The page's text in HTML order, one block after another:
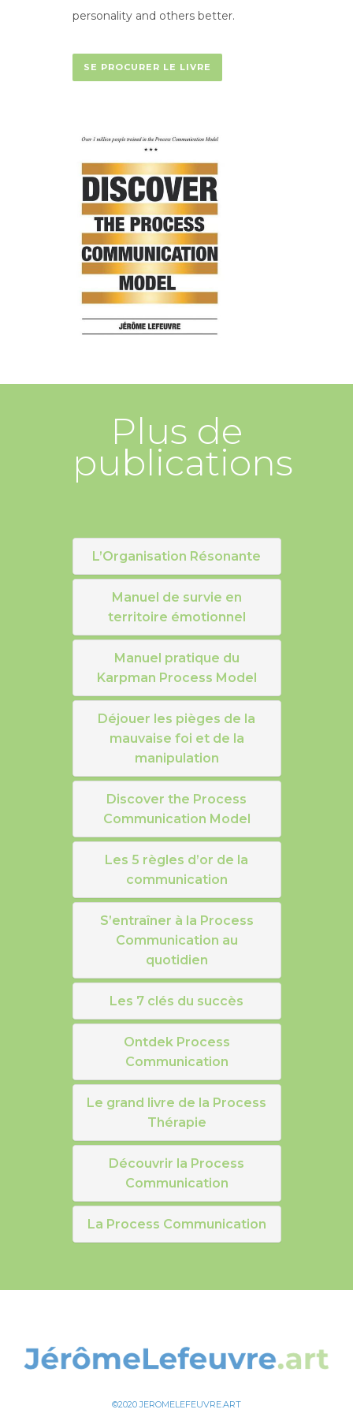
personality and others better.
SE PROCURER LE LIVRE
Plus de
publications
L’Organisation Résonante
Manuel de survie en
territoire émotionnel
Manuel pratique du
Karpman Process Model
Déjouer les pièges de la
mauvaise foi et de la
manipulation
Discover the Process
Communication Model
Les 5 règles d’or de la
communication
S’entraîner à la Process
Communication au
quotidien
Les 7 clés du succès
Ontdek Process
Communication
Le grand livre de la Process
Thérapie
Découvrir la Process
Communication
La Process Communication
©2020 JEROMELEFEUVRE.ART